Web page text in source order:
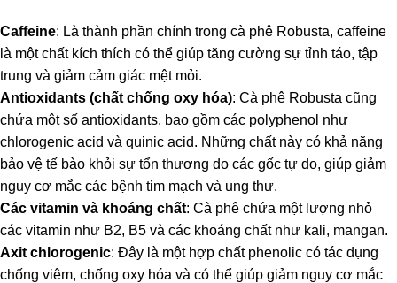
Caffeine: Là thành phần chính trong cà phê Robusta, caffeine
là một chất kích thích có thể giúp tăng cường sự tỉnh táo, tập
trung và giảm cảm giác mệt mỏi.
Antioxidants (chất chống oxy hóa): Cà phê Robusta cũng
chứa một số antioxidants, bao gồm các polyphenol như
chlorogenic acid và quinic acid. Những chất này có khả năng
bảo vệ tế bào khỏi sự tổn thương do các gốc tự do, giúp giảm
nguy cơ mắc các bệnh tim mạch và ung thư.
Các vitamin và khoáng chất: Cà phê chứa một lượng nhỏ
các vitamin như B2, B5 và các khoáng chất như kali, mangan.
Axit chlorogenic: Đây là một hợp chất phenolic có tác dụng
chống viêm, chống oxy hóa và có thể giúp giảm nguy cơ mắc